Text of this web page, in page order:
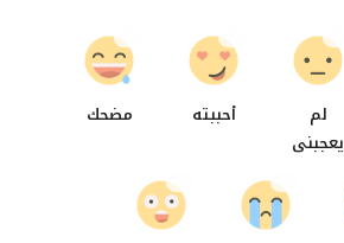
لم
يعجبنى
أحببته مضحك